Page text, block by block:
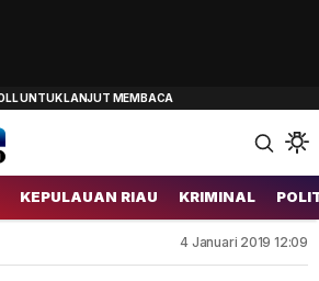
KEPULAUAN RIAU KRIMINAL
4 Januari 2019 12:09